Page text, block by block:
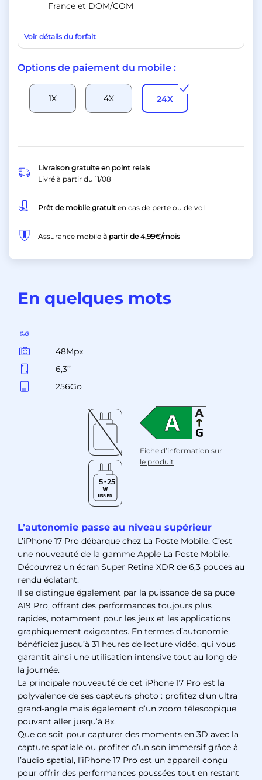
France et DOM/COM
Voir détails du forfait
Options de paiement du mobile :
1X 4X 24X
Livraison gratuite en point relais
Livré à partir du 11/08
Prêt de mobile gratuit en cas de perte ou de vol
Assurance mobile à partir de4,99€/mois
En quelques mots
48Mpx
6,3’’
256Go
Fiche d’information sur
le produit
5 25
L’autonomie passe au niveau supérieur
L’iPhone 17 Pro débarque chez La Poste Mobile. C’est
une nouveauté de la gamme Apple La Poste Mobile.
Découvrez un écran Super Retina XDR de 6,3 pouces au
rendu éclatant.
Il se distingue également par la puissance de sa puce
A19 Pro, offrant des performances toujours plus
rapides, notamment pour les jeux et les applications
graphiquement exigeantes. En termes d’autonomie,
bénéficiez jusqu’à 31 heures de lecture vidéo, qui vous
garantit ainsi une utilisation intensive tout au long de
la journée.
La principale nouveauté de cet iPhone 17 Pro est la
polyvalence de ses capteurs photo : profitez d’un ultra
grand‑angle mais également d’un zoom télescopique
pouvant aller jusqu’à 8x.
Que ce soit pour capturer des moments en 3D avec la
capture spatiale ou profiter d’un son immersif grâce à
l’audio spatial, l’iPhone 17 Pro est un appareil conçu
pour offrir des performances poussées tout en restant